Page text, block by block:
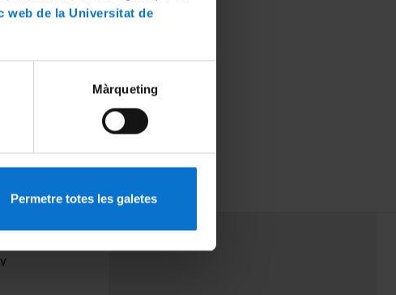
web de la Universitat de
Màrqueting
Permetre totes les galetes
PEU 3